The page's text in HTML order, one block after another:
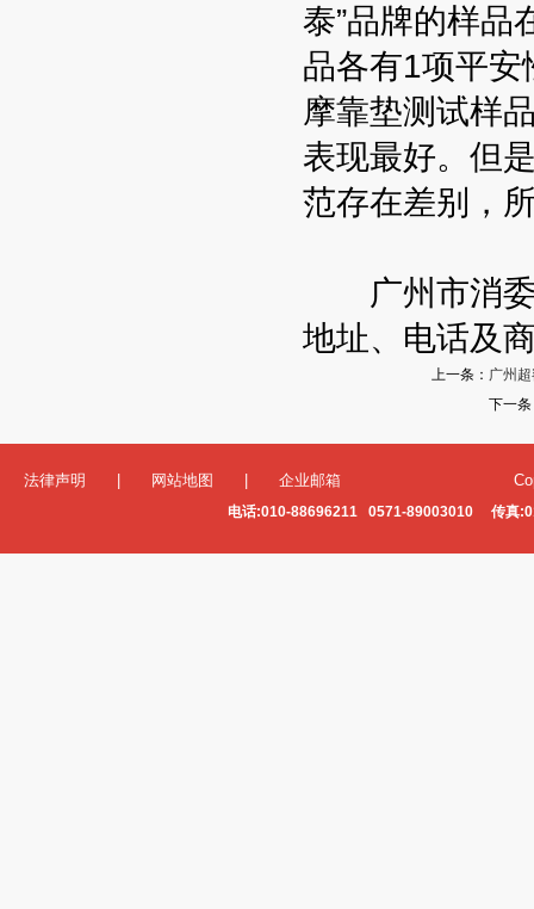
泰”品牌的样品
品各有1项平
摩靠垫测试样
表现最好。但
范存在差别，
广州市消委
地址、电话及
上一条： 广州
下一
法律声明 网站地图 企业邮箱
电话:010-88696211 0571-89003010 传